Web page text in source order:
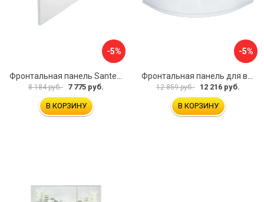
-5%
8 184 руб. 7 775 руб.
В КОРЗИНУ
-5%
12 859 руб. 12 216 руб.
В КОРЗИНУ